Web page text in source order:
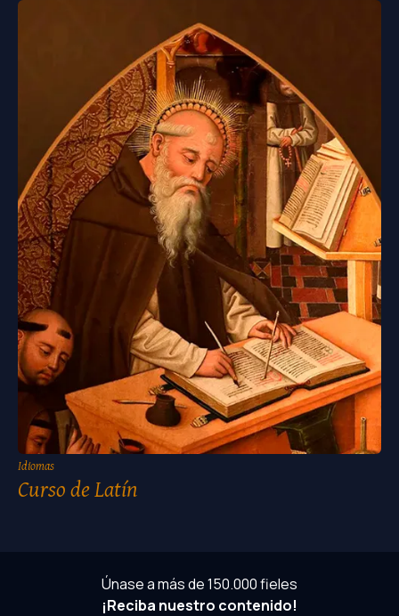
Idiomas
Curso de Latín
Únase a más de 150.000 fieles
¡Reciba nuestro contenido!